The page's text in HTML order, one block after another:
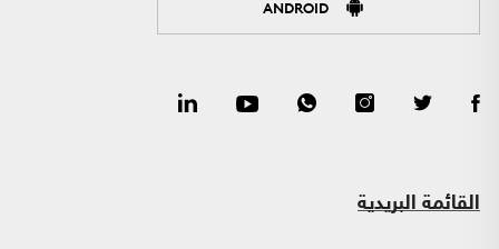
ANDROID
القائمة البريدية